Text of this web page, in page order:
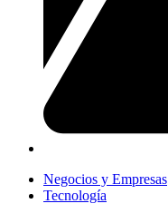
Negocios y Empresas
Tecnología